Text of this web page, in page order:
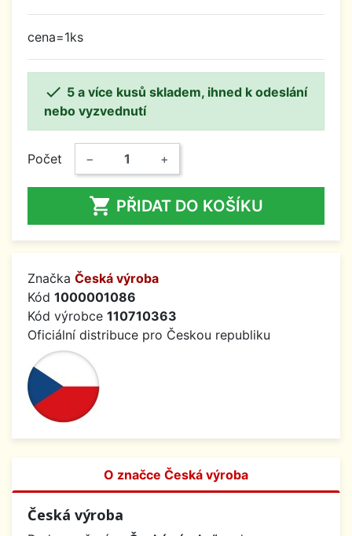
cena=1ks
 5 a více kusů skladem, ihned k odeslání
nebo vyzvednutí
Počet − +
 PŘIDAT DO KOŠÍKU
Značka Česká výroba
Kód 1000001086
Kód výrobce 110710363
Oficiální distribuce pro Českou republiku
O značce Česká výroba
Česká výroba